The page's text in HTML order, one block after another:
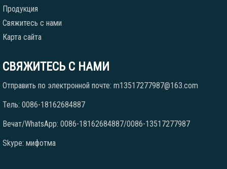
Продукция
Свяжитесь с нами
Карта сайта
СВЯЖИТЕСЬ С НАМИ
Отправить по электронной почте: m13517277987@163.com
Тель: 0086-18162684887
Вечат/WhatsApp: 0086-18162684887/0086-13517277987
Skype: мифотма